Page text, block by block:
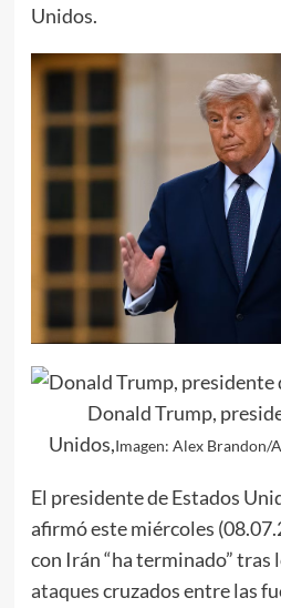
Unidos.
Donald Trump,
Unidos,Imagen: Alex Brandon/
El presidente de Estados
afirmó este miércoles
con Irán “ha terminado” tras
ataquescruzados entre las